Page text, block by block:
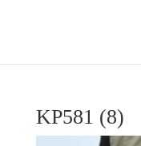
KP581 (8)